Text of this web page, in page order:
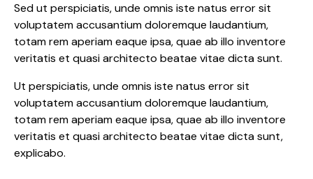
Sed ut perspiciatis, unde omnis iste natus error sit
voluptatem accusantium doloremque laudantium,
totam rem aperiam eaque ipsa, quae ab illo inventore
veritatis et quasi architecto beatae vitae dicta sunt.
Ut perspiciatis, unde omnis iste natus error sit
voluptatem accusantium doloremque laudantium,
totam rem aperiam eaque ipsa, quae ab illo inventore
veritatis et quasi architecto beatae vitae dicta sunt,
explicabo.